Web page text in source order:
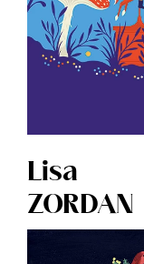
Lisa
ZORDAN